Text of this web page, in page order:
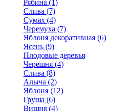
Рябина (1)
Слива (7)
Сумах (4)
Черемуха (7)
Яблоня декоративная (6)
Ясень (9)
Плодовые деревья
Черешня (4)
Слива (8)
Алыча (2)
Яблоня (12)
Груша (6)
Вишня (4)